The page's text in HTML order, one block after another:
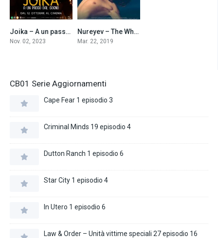
7.3Joika – A un passo dal sogno (2023)
Nov. 02, 2023
6.5Nureyev – The White Crow (2019)
Mar. 22, 2019
CB01 Serie Aggiornamenti
Cape Fear 1 episodio 3
Criminal Minds 19 episodio 4
Dutton Ranch 1 episodio 6
Star City 1 episodio 4
In Utero 1 episodio 6
Law & Order – Unità vittime speciali 27 episodio 16